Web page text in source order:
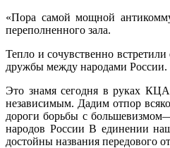
«Пора самой мощной
переполненного зала.
Тепло и сочувственно
дружбы между народами России.
Это знамя сегодня в руках
независимым. Дадим отпор
до­роги борьбы с
народов России В единении
достойны названия передового